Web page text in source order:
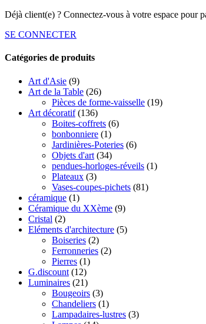
Déjà client(e) ? Connectez-vous à votre espace pour
SE CONNECTER
Catégories de produits
Art d'Asie (9)
Art de la Table (26)
Pièces de forme-vaisselle (19)
Art décoratif (136)
Boites-coffrets (6)
bonbonniere (1)
Jardinières-Poteries (6)
Objets d'art (34)
pendues-horloges-réveils (1)
Plateaux (3)
Vases-coupes-pichets (81)
céramique (1)
Céramique du XXème (9)
Cristal (2)
Eléments d'architecture (5)
Boiseries (2)
Ferronneries (2)
Pierres (1)
G.discount (12)
Luminaires (21)
Bougeoirs (3)
Chandeliers (1)
Lampadaires-lustres (3)